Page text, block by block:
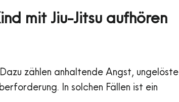
mit Jiu-Jitsu aufhören
zählen anhaltende Angst, ungelöste
In solchen Fällen ist ein